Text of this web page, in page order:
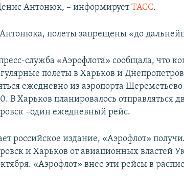
Антонюк, – информируетТАСС.
полеты запрещены «до
служба «Аэрофлота» сообщала, что
полеты в Харьков и
ежедневно из аэропорта
В Харьков планировалось отправляться
–один ежедневный рейс.
российское издание, «Аэрофлот»
и Харьков от авиационных властей
«Аэрофлот» внес эти рейсы в